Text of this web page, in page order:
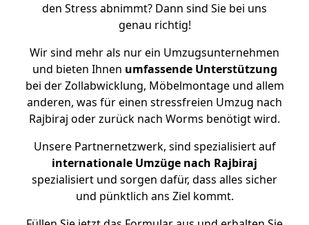
den Stress abnimmt? Dann sind Sie bei uns
genau richtig!
Wir sind mehr als nur ein Umzugsunternehmen
und bieten Ihnen umfassende Unterstützung
bei der Zollabwicklung, Möbelmontage und allem
anderen, was für einen stressfreien Umzug nach
Rajbiraj oder zurück nach Worms benötigt wird.
Unsere Partnernetzwerk, sind spezialisiert auf
internationale Umzüge nach Rajbiraj
spezialisiert und sorgen dafür, dass alles sicher
und pünktlich ans Ziel kommt.